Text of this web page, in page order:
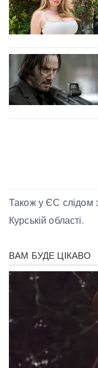
Також у ЄС слідом
Курській області.